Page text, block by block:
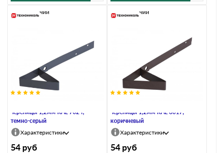
черепицы 1,2мм RAL 7024,
темно-серый
В наличии
Характеристики
54 руб
черепицы 1,2мм RAL 8017,
коричневый
В наличии
Характеристики
54 руб